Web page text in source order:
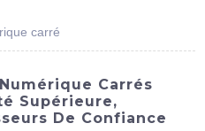
carré
Carrés
Supérieure,
De Confiance